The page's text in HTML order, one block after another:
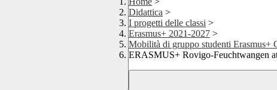
Didattica >
I progetti delle classi >
Erasmus+ 2021-2027 >
Mobilità di gruppo studenti
ERASMUS+ Rovigo-Feuchtwangen